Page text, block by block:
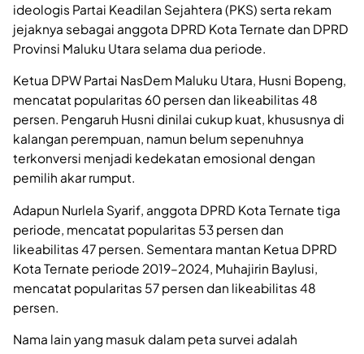
ideologis Partai Keadilan Sejahtera (PKS) serta rekam
jejaknya sebagai anggota DPRD Kota Ternate dan DPRD
Provinsi Maluku Utara selama dua periode.
Ketua DPW Partai NasDem Maluku Utara, Husni Bopeng,
mencatat popularitas 60 persen dan likeabilitas 48
persen. Pengaruh Husni dinilai cukup kuat, khususnya di
kalangan perempuan, namun belum sepenuhnya
terkonversi menjadi kedekatan emosional dengan
pemilih akar rumput.
Adapun Nurlela Syarif, anggota DPRD Kota Ternate tiga
periode, mencatat popularitas 53 persen dan
likeabilitas 47 persen. Sementara mantan Ketua DPRD
Kota Ternate periode 2019–2024, Muhajirin Baylusi,
mencatat popularitas 57 persen dan likeabilitas 48
persen.
Nama lain yang masuk dalam peta survei adalah